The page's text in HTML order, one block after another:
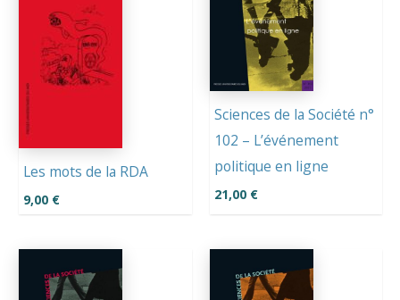
Les mots de la RDA
9,00 €
Sciences de la Société n°
102 – L’événement
politique en ligne
21,00 €